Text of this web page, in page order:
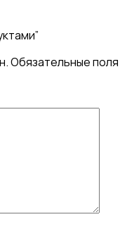
Обязательные